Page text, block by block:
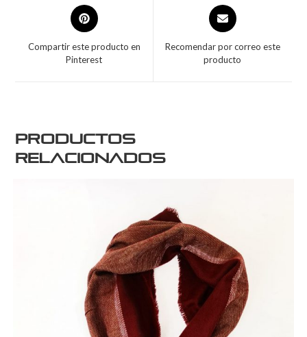
Compartir este producto en
Pinterest
Recomendar por correo este
producto
Productos
relacionados